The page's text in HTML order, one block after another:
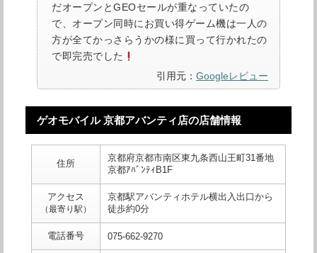
だオープンとGEOセールが重なっていたの
で、オープン同時にお買い得ゲーム機は一人の
方が全てかっさらうかの様に買って行かれたの
で即完売でした
引用元： Googleレビュー
ゲオモバイル 京都アバンティ店の店舗情報
住所
京都府京都市南区東九条西山王町31番地
京都ｱﾊﾞﾝﾃｨB1F
アクセス
（最寄り駅）
京都駅アバンティホテル横出入出口から
徒歩約0分
電話番号 075-662-9270